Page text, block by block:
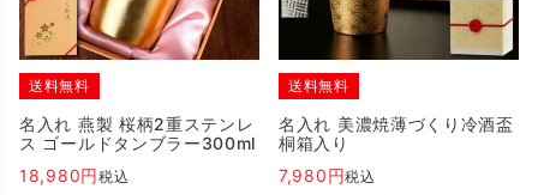
送料無料
名入れ 燕製 桜柄2重ステンレ
ス ゴールドタンブラー300ml
18,980
税込
送料無料
名入れ 美濃焼薄づくり冷酒盃
桐箱入り
7,980
税込